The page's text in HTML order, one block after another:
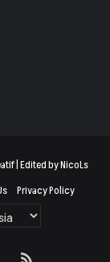
| Edited by NicoLs
Privacy Policy
TikTokRSS